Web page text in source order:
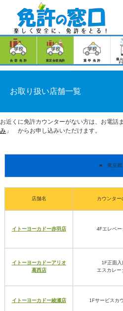
合宿免許 東京合宿免許 通学免許
個
ド
お取り扱い店舗一覧
お近くに免許カウンターがない方は、お電
み 」 からお申し込みいただけます。
■ 東京都
店舗名 カウンター
イトーヨーカドー赤羽店 4Fエレベ
イトーヨーカドーアリオ
葛西店
1F正面
エスカレー
イトーヨーカドー綾瀬店 1Fサービスカ